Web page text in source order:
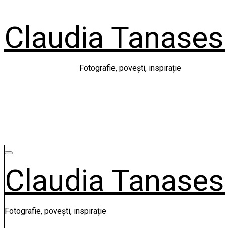
content
Claudia
Fotografie, povești, inspirație
Claudia
Fotografie, povești, inspirație